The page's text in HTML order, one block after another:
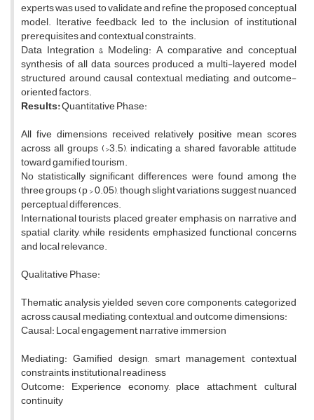
experts was used to validate and refine the proposed conceptual
model. Iterative feedback led to the inclusion of institutional
prerequisites and contextual constraints.
Data Integration & Modeling: A comparative and conceptual
synthesis of all data sources produced a multi-layered model
structured around causal, contextual, mediating, and outcome-
oriented factors.
Results:Quantitative Phase:
All five dimensions received relatively positive mean scores
across all groups (>3.5), indicating a shared favorable attitude
toward gamified tourism.
No statistically significant differences were found among the
three groups (p > 0.05), though slight variations suggest nuanced
perceptual differences.
International tourists placed greater emphasis on narrative and
spatial clarity, while residents emphasized functional concerns
and local relevance.
Qualitative Phase:
Thematic analysis yielded seven core components, categorized
across causal, mediating, contextual, and outcome dimensions:
Causal: Local engagement, narrative immersion
Mediating: Gamified design, smart management, contextual
constraints, institutional readiness
Outcome: Experience economy, place attachment, cultural
continuity